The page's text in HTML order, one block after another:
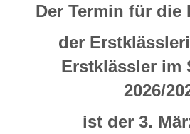
Der Termin für die
der
Erstklässler im
2026/
ist der 3.